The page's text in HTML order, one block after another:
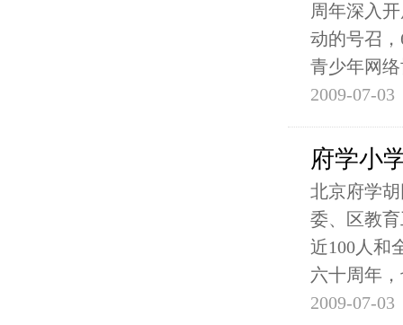
周年深入
动的号召
青少年网
2009-07-03
府学小
北京府学
委、区教
近100人和
六十周年
2009-07-03